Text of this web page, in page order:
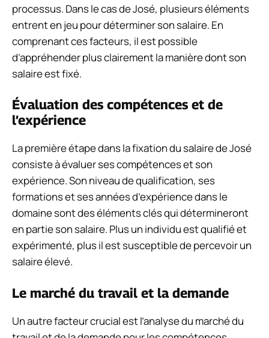
processus. Dans le cas de José, plusieurs éléments
entrent en jeu pour déterminer son salaire. En
comprenant ces facteurs, il est possible
d’appréhender plus clairement la manière dont son
salaire est fixé.
Évaluation des compétences et de
l’expérience
La première étape dans la fixation du salaire de José
consiste à évaluer ses compétences et son
expérience. Son niveau de qualification, ses
formations et ses années d’expérience dans le
domaine sont des éléments clés qui détermineront
en partie son salaire. Plus un individu est qualifié et
expérimenté, plus il est susceptible de percevoir un
salaire élevé.
Le marché du travail et la demande
Un autre facteur crucial est l’analyse du marché du